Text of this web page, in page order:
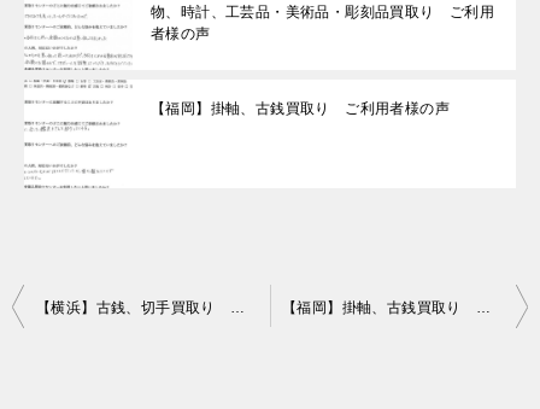
物、時計、工芸品・美術品・彫刻品買取り ご利用
者様の声
【福岡】掛軸、古銭買取り ご利用者様の声
投